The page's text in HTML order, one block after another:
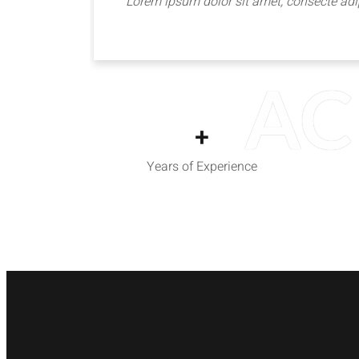
+
Years of Experience